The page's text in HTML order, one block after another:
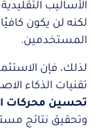
الأساليب
لكنه لن يكون
المستخدمين.
لذلك، فإن
تقنيات الذكاء
تحسين محركات
وتحقيق نتائج